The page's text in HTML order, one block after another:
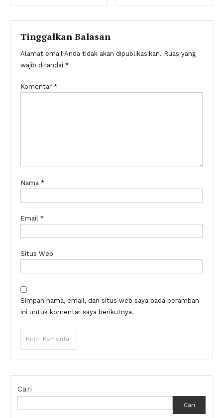
pos
Tinggalkan Balasan
Alamat email Anda tidak akan dipublikasikan. Ruas yang
wajib ditandai *
Komentar *
Nama *
Email *
Situs Web
Simpan nama, email, dan situs web saya pada peramban
ini untuk komentar saya berikutnya.
Cari
Cari